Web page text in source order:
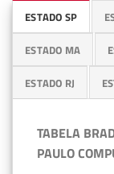
ESTADO SP
ESTADO MA
ESTADO RJ
TABELA
PAULO